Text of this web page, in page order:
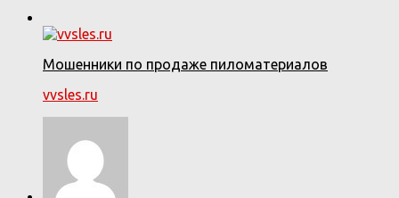
Мошенники по продаже пиломатериалов
vvsles.ru